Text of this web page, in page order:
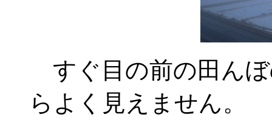
すぐ目の前の田ん
らよく見えません。